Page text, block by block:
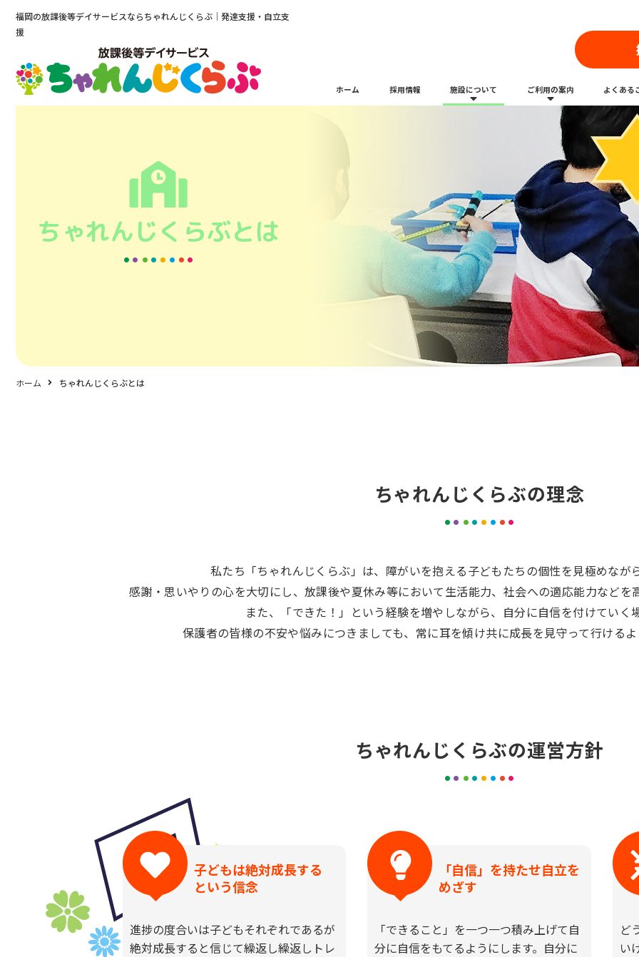
福岡の放課後等デイサービスならちゃれんじくらぶ｜発達支援・自立支
援
ホーム 採用情報 施設について ご利用の案内 よくある
ちゃれんじくらぶとは
ホーム ちゃれんじくらぶとは
ちゃれんじくらぶの理念
私たち「ちゃれんじくらぶ」は、障がいを抱える子どもたちの個性を見極めなが
感謝・思いやりの心を大切にし、放課後や夏休み等において生活能力、社会への適応能力などを
また、「できた！」という経験を増やしながら、自分に自信を付けていく
保護者の皆様の不安や悩みにつきましても、常に耳を傾け共に成長を見守って行ける
ちゃれんじくらぶの運営方針
子どもは絶対成長する
という信念
進捗の度合いは子どもそれぞれであるが
絶対成長すると信じて繰返し繰返しトレ
「自信」を持たせ自立を
めざす
「できること」を一つ一つ積み上げて自
分に自信をもてるようにします。自分に
ど
い